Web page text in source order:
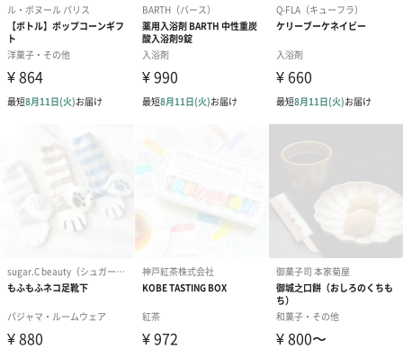
生花
生花のブーケを同梱します。
も1日遅くなります。
シーズンブーケ（ひま
わり）（1,880円）
ブーケ（ホワイトグリ
ーン）（1,650円）
ブーケ（ピン
（1,650円）